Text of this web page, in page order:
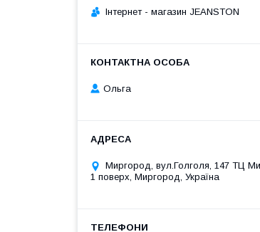
Інтернет - магазин JEANSTON
Ольга
Миргород, вул.Голголя, 147 ТЦ
1 поверх, Миргород, Україна